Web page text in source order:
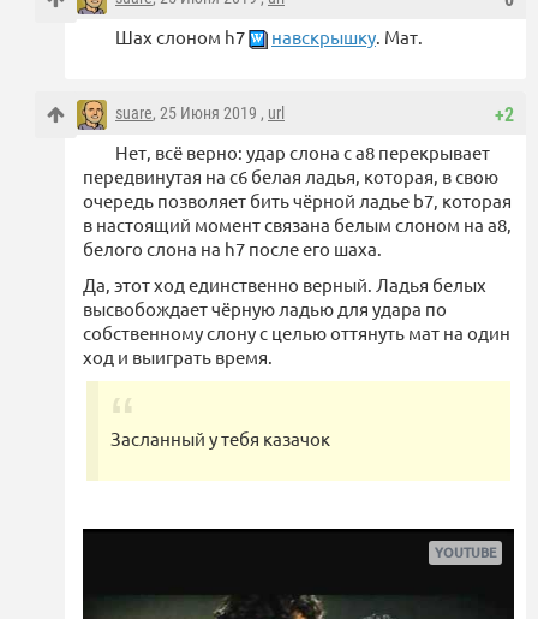
Шах слоном h7 навскрышку. Мат.
+2
suare, 25 Июня 2019 , url
Нет, всё верно: удар слона с a8 перекрывает
передвинутая на с6 белая ладья, которая, в свою
очередь позволяет бить чёрной ладье b7, которая
в настоящий момент связана белым слоном на a8,
белого слона на h7 после его шаха.
Да, этот ход единственно верный. Ладья белых
высвобождает чёрную ладью для удара по
собственному слону с целью оттянуть мат на один
ход и выиграть время.
Засланный у тебя казачок